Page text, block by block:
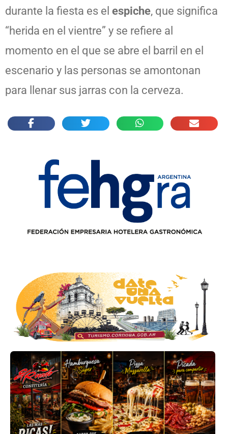
durante la fiesta es el espiche, que significa
“herida en el vientre” y se refiere al
momento en el que se abre el barril en el
escenario y las personas se amontonan
para llenar sus jarras con la cerveza.